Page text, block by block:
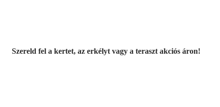
Szereld fel a kertet, az erkélyt vagy a teraszt akciós áron!